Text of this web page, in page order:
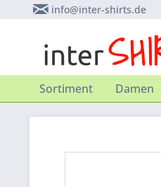
info@inter-shirts.de
Sortiment Damen